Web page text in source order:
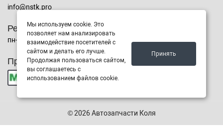
info@nstk.pro
Режим работы
пн-сб с 9:00 до 19:00, Воскресенье с 10:00 до 17:00
Принимаем к оплате
© 2026 Автозапчасти Коля
Мы используем cookie. Это
позволяет нам анализировать
взаимодействие посетителей с
сайтом и делать его лучше.
Продолжая пользоваться сайтом,
вы соглашаетесь с
использованием файлов cookie.
Принять